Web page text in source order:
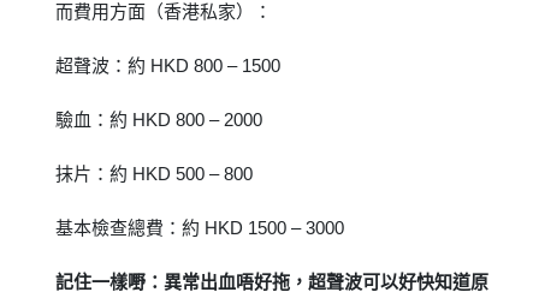
而費用方面（香港私家）：
超聲波：約 HKD 800 – 1500
驗血：約 HKD 800 – 2000
抹片：約 HKD 500 – 800
基本檢查總費：約 HKD 1500 – 3000
記住一樣嘢：異常出血唔好拖，超聲波可以好快知道原